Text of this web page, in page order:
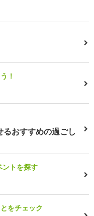
！
おすすめの過ごし
ントを探す
をチェック